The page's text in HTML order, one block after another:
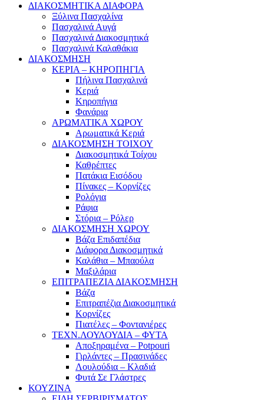
ΔΙΑΚΟΣΜΗΤΙΚΑ ΔΙΑΦΟΡΑ
Ξύλινα Πασχαλίνα
Πασχαλινά Αυγά
Πασχαλινά Διακοσμητικά
Πασχαλινά Καλαθάκια
ΔΙΑΚΟΣΜΗΣΗ
ΚΕΡΙΑ – ΚΗΡΟΠΗΓΙΑ
Πήλινα Πασχαλινά
Κεριά
Κηροπήγια
Φανάρια
ΑΡΩΜΑΤΙΚΑ ΧΩΡΟΥ
Αρωματικά Κεριά
ΔΙΑΚΟΣΜΗΣΗ ΤΟΙΧΟΥ
Διακοσμητικά Τοίχου
Καθρέπτες
Πατάκια Εισόδου
Πίνακες – Κορνίζες
Ρολόγια
Ράφια
Στόρια – Ρόλερ
ΔΙΑΚΟΣΜΗΣΗ ΧΩΡΟΥ
Βάζα Επιδαπέδια
Διάφορα Διακοσμητικά
Καλάθια – Μπαούλα
Μαξιλάρια
ΕΠΙΤΡΑΠΕΖΙΑ ΔΙΑΚΟΣΜΗΣΗ
Βάζα
Επιτραπέζια Διακοσμητικά
Κορνίζες
Πιατέλες – Φοντανιέρες
ΤΕΧΝ.ΛΟΥΛΟΥΔΙΑ – ΦΥΤΑ
Αποξηραμένα – Potpouri
Γιρλάντες – Πρασινάδες
Λουλούδια – Κλαδιά
Φυτά Σε Γλάστρες
ΚΟΥΖΙΝΑ